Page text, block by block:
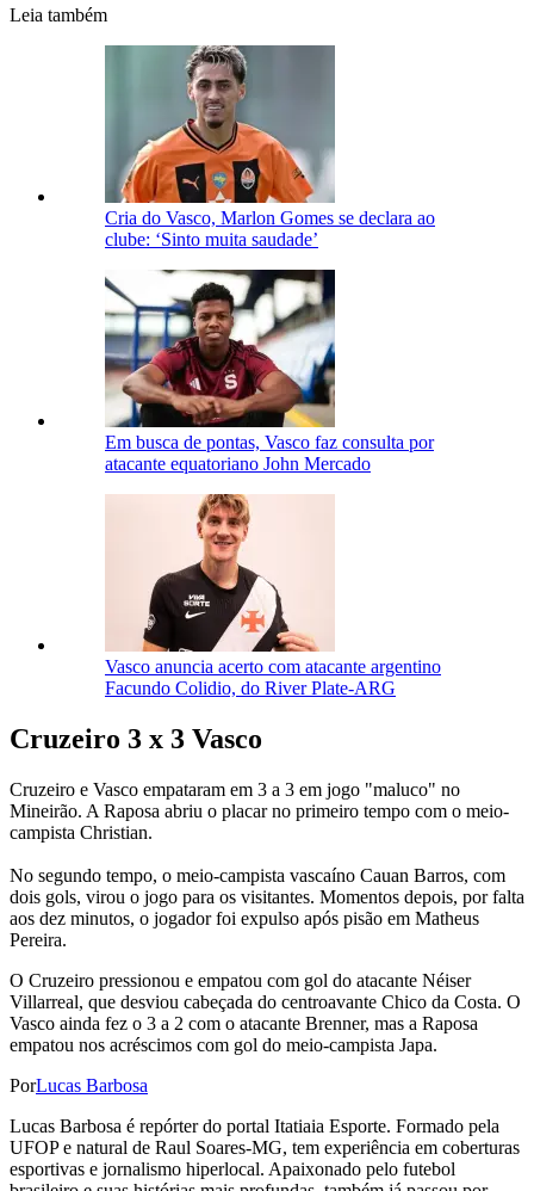
Leia também
Cria do Vasco, Marlon Gomes se declara ao
clube: ‘Sinto muita saudade’
Em busca de pontas, Vasco faz consulta por
atacante equatoriano John Mercado
Vasco anuncia acerto com atacante argentino
Facundo Colidio, do River Plate-ARG
Cruzeiro 3 x 3 Vasco
Cruzeiro e Vasco empataram em 3 a 3 em jogo "maluco" no
Mineirão. A Raposa abriu o placar no primeiro tempo com o meio-
campista Christian.
No segundo tempo, o meio-campista vascaíno Cauan Barros, com
dois gols, virou o jogo para os visitantes. Momentos depois, por falta
aos dez minutos, o jogador foi expulso após pisão em Matheus
Pereira.
O Cruzeiro pressionou e empatou com gol do atacante Néiser
Villarreal, que desviou cabeçada do centroavante Chico da Costa. O
Vasco ainda fez o 3 a 2 com o atacante Brenner, mas a Raposa
empatou nos acréscimos com gol do meio-campista Japa.
PorLucas Barbosa
Lucas Barbosa é repórter do portal Itatiaia Esporte. Formado pela
UFOP e natural de Raul Soares-MG, tem experiência em coberturas
esportivas e jornalismo hiperlocal. Apaixonado pelo futebol